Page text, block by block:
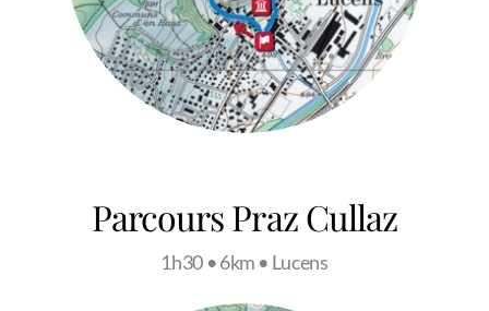
Parcours Praz Cullaz
1h30 • 6km • Lucens